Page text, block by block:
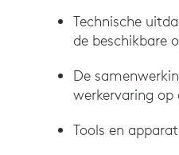
Technische
de beschikbare
De
werkervaring op
Tools en